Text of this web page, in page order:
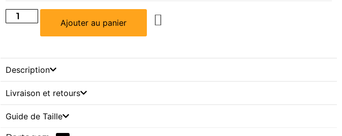
Ajouter au panier
Description
Livraison et retours
Guide de Taille